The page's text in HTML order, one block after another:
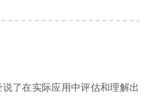
了在实际应用中评估和理解出